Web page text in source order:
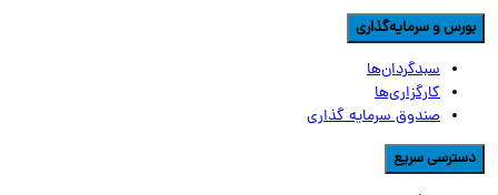
و سرمایه‌گذاری
سبدگردان‌ها
کارگزاری‌ها
صندوق سرمایه گذاری
سریع